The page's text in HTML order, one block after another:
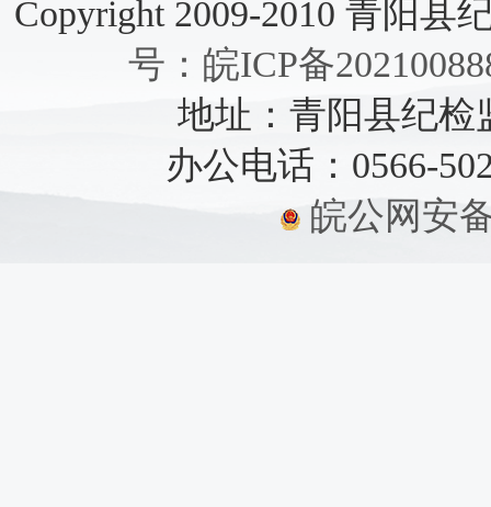
Copyright 2009-2010 青阳县
号：皖ICP备
地址：青阳县纪检
办公电话：0566-
皖公网安